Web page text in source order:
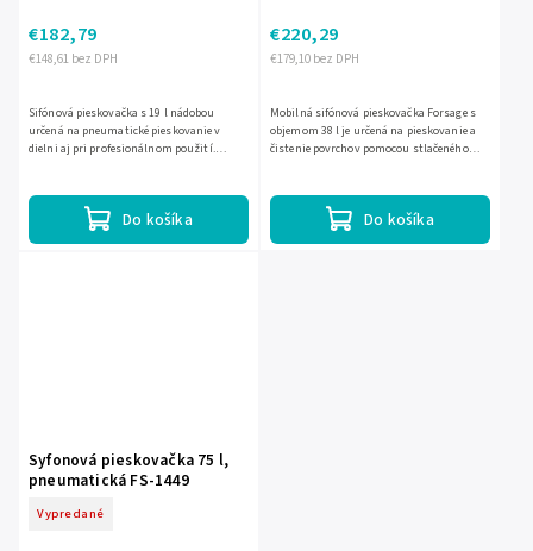
€148,61 bez DPH
€182,79
Do košíka
Sifónová pieskovačka s 19 l nádobou
určená na pneumatické pieskovanie v
dielni aj pri profesionálnom použití.
€179,10 bez DPH
€220,29
Do košíka
Mobilná sifónová pieskovačka Forsage s
objemom 38 l je určená na pieskovanie a
čistenie povrchov pomocou stlačeného
Syfonová pieskovačka 75 l,
pneumatická FS-1449
Vypredané